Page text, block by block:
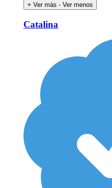
+ Ver más - Ver menos
Catalina